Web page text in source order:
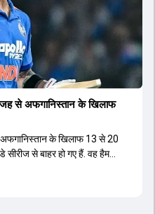
से अफगान‍िस्तान के ख‍िलाफ
के ख‍िलाफ 13 से 20
से बाहर हो गए हैं. वह हैमस्ट्रिंग